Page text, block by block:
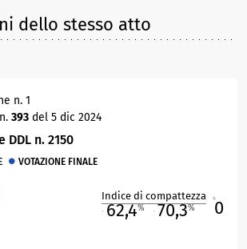
dello stesso atto
n. 1
393 del 5 dic 2024
n. 2150
VOTAZIONE FINALE
Indice di compattezza
62,4% 70,3% 0